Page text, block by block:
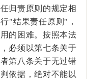
归责原则的规定相
"结果责任原则"，
的困难。按照本法
必须以第七条关于
第八条关于无过错
依据，绝对不能以